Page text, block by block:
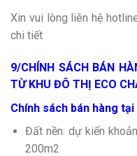
Xin vui lòng liên hệ
chi tiết
9/CHÍNH SÁCH BÁN
TỪ KHU ĐÔ THỊ ECO
Chính sách bán hàng
Đất nền: dự kiến
200m2